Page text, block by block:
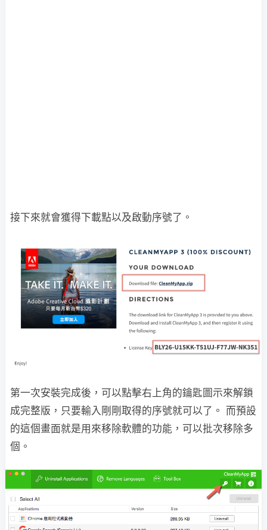
接下來就會獲得下載點以及啟動序號了。
第一次安裝完成後，可以點擊右上角的鑰匙圖示來解鎖
成完整版，只要輸入剛剛取得的序號就可以了。 而預設
的這個畫面就是用來移除軟體的功能，可以批次移除多
個。